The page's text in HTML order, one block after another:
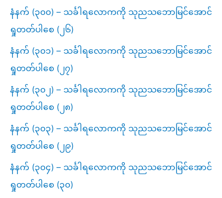
နံနက် (၃၀၀) – သင်္ခါရလောကကို သုညသဘောမြင်အောင်
ရှုတတ်ပါစေ (၂၆)
နံနက် (၃၀၁) – သင်္ခါရလောကကို သုညသဘောမြင်အောင်
ရှုတတ်ပါစေ (၂၇)
နံနက် (၃၀၂) – သင်္ခါရလောကကို သုညသဘောမြင်အောင်
ရှုတတ်ပါစေ (၂၈)
နံနက် (၃၀၃) – သင်္ခါရလောကကို သုညသဘောမြင်အောင်
ရှုတတ်ပါစေ (၂၉)
နံနက် (၃၀၄) – သင်္ခါရလောကကို သုညသဘောမြင်အောင်
ရှုတတ်ပါစေ (၃၀)